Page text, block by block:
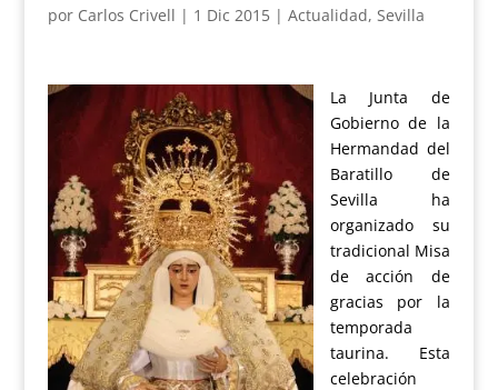
por Carlos Crivell | 1 Dic 2015| Actualidad, Sevilla
La Junta de
Gobierno de la
Hermandad del
Baratillo de
Sevilla ha
organizado su
tradicional Misa
de acción de
gracias por la
temporada
taurina. Esta
celebración